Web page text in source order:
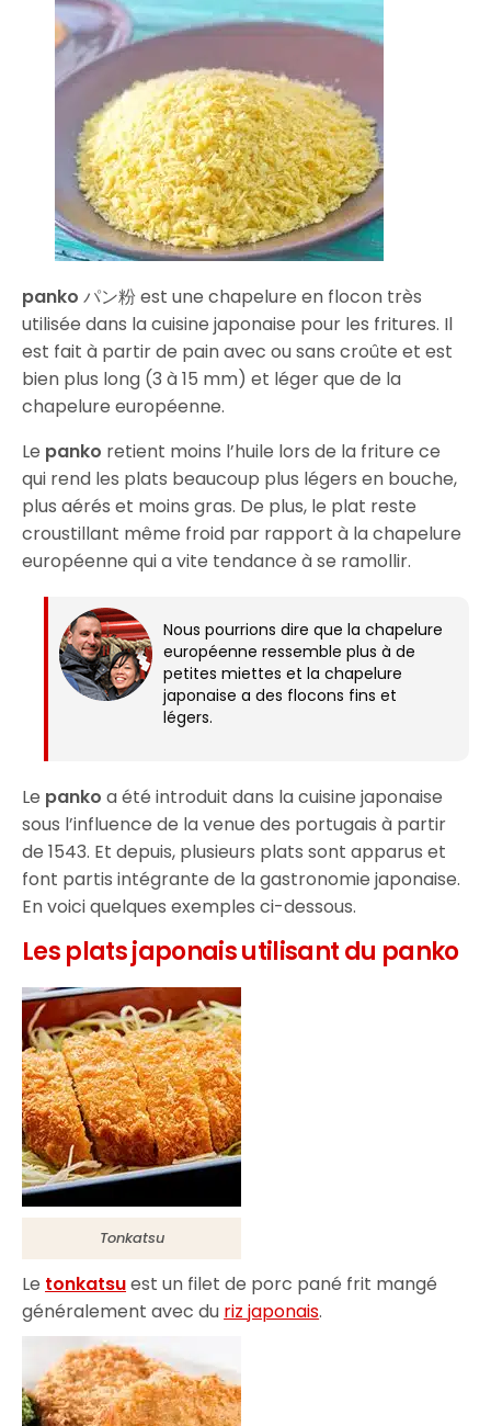
pankoパン粉 est une chapelure en flocon très
utilisée dans la cuisine japonaise pour les fritures. Il
est fait à partir de pain avec ou sans croûte et est
bien plus long (3 à 15 mm) et léger que de la
chapelure européenne.
Le panko retient moins l’huile lors de la friture ce
qui rend les plats beaucoup plus légers en bouche,
plus aérés et moins gras. De plus, le plat reste
croustillant même froid par rapport à la chapelure
européenne qui a vite tendance à se ramollir.
Nous pourrions dire que la chapelure
européenne ressemble plus à de
petites miettes et la chapelure
japonaise a des flocons fins et
légers.
Le panko a été introduit dans la cuisine japonaise
sous l’influence de la venue des portugais à partir
de 1543. Et depuis, plusieurs plats sont apparus et
font partis intégrante de la gastronomie japonaise.
En voici quelques exemples ci-dessous.
Les plats japonais utilisant du panko
Tonkatsu
Le tonkatsuest un filet de porc pané frit mangé
généralement avec du riz japonais.